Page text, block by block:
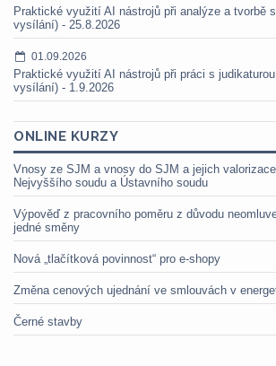
Praktické využití AI nástrojů při analýze a tvorbě
vysílání) - 25.8.2026
01.09.2026
Praktické využití AI nástrojů při práci s
vysílání) - 1.9.2026
ONLINE KURZY
Vnosy ze SJM a vnosy do SJM a jejich
Nejvyššího soudu a Ústavního soudu
Výpověď z pracovního poměru z důvodu
jedné směny
Nová „tlačítková povinnost“ pro e-shopy
Změna cenových ujednání ve smlouvách v
Černé stavby